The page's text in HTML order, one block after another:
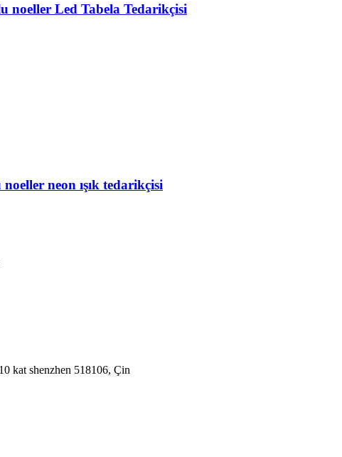
noeller Led Tabela Tedarikçisi
neon ışık tedarikçisi
kat shenzhen 518106, Çin